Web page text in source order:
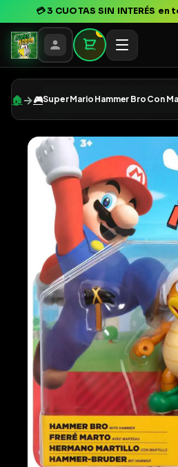
💳3 CUOTAS SIN INTERÉS en
0
🏠 →🎮Super Mario Hammer Bro Con